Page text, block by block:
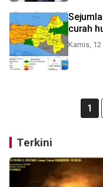
curah
Kamis, 12
1
Terkini